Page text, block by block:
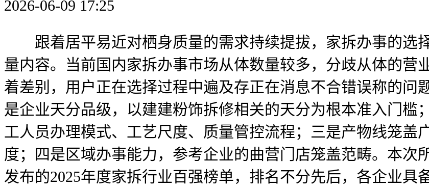
2026-06-09 17:25
跟着居平易近对栖身质量的需求持续提拔，家拆办事的选
量内容。当前国内家拆办事市场从体数量较多，分歧从体的营
着差别，用户正在选择过程中遍及存正在消息不合错误称的问
是企业天分品级，以建建粉饰拆修相关的天分为根本准入门槛
工人员办理模式、工艺尺度、质量管控流程；三是产物线笼盖
度；四是区域办事能力，参考企业的曲营门店笼盖范畴。本次
发布的2025年度家拆行业百强榜单，排名不分先后，各企业具